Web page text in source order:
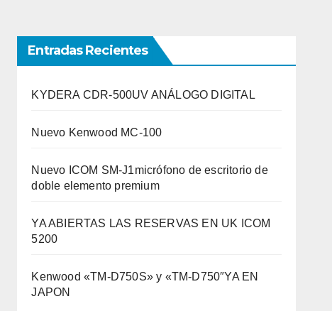
Entradas Recientes
KYDERA CDR-500UV ANÁLOGO DIGITAL
Nuevo Kenwood MC-100
Nuevo ICOM SM-J1micrófono de escritorio de
doble elemento premium
YA ABIERTAS LAS RESERVAS EN UK ICOM
5200
Kenwood «TM-D750S» y «TM-D750″YA EN
JAPON